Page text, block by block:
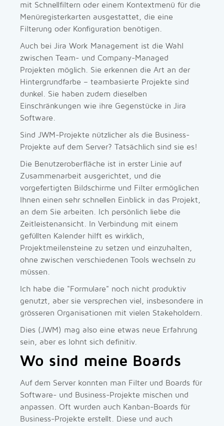
mit Schnellfiltern oder einem Kontextmenü für die
Menüregisterkarten ausgestattet, die eine
Filterung oder Konfiguration benötigen.
Auch bei Jira Work Management ist die Wahl
zwischen Team- und Company-Managed
Projekten möglich. Sie erkennen die Art an der
Hintergrundfarbe – teambasierte Projekte sind
dunkel. Sie haben zudem dieselben
Einschränkungen wie ihre Gegenstücke in Jira
Software.
Sind JWM-Projekte nützlicher als die Business-
Projekte auf dem Server? Tatsächlich sind sie es!
Die Benutzeroberfläche ist in erster Linie auf
Zusammenarbeit ausgerichtet, und die
vorgefertigten Bildschirme und Filter ermöglichen
Ihnen einen sehr schnellen Einblick in das Projekt,
an dem Sie arbeiten. Ich persönlich liebe die
Zeitleistenansicht. In Verbindung mit einem
gefüllten Kalender hilft es wirklich,
Projektmeilensteine zu setzen und einzuhalten,
ohne zwischen verschiedenen Tools wechseln zu
müssen.
Ich habe die "Formulare" noch nicht produktiv
genutzt, aber sie versprechen viel, insbesondere in
grösseren Organisationen mit vielen Stakeholdern.
Dies (JWM) mag also eine etwas neue Erfahrung
sein, aber es lohnt sich definitiv.
Wo sind meine Boards
Auf dem Server konnten man Filter und Boards für
Software- und Business-Projekte mischen und
anpassen. Oft wurden auch Kanban-Boards für
Business-Projekte erstellt. Diese und auch